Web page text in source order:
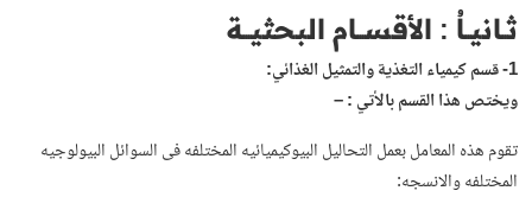
ثــانيــاُ : الأقســـام البحثيـــة
1- قسم كيمياء التغذية والتمثيل الغذائي:
ويختص هذا القسم بالأتي : –
تقوم هذه المعامل بعمل التحاليل البيوكيميائيه المختلفه فى السوائل البيولوجيه
المختلفه والانسجه: